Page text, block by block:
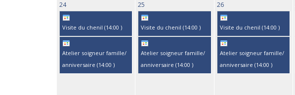
24
Visite du chenil (14:00 )
Atelier soigneur famille/
anniversaire (14:00 )
25
Visite du chenil (14:00)
Atelier soigneur famille/
anniversaire (14:00)
26
Visite du chenil (14:00 )
Atelier soigneur famille/
anniversaire (14:00 )